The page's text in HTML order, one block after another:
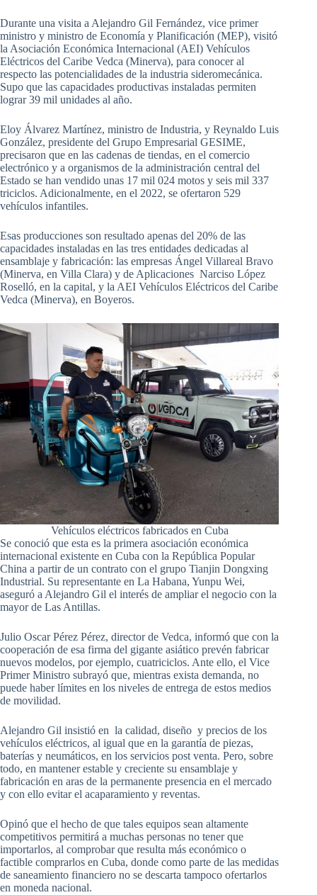
Durante una visita a Alejandro Gil Fernández, vice primer
ministro y ministro de Economía y Planificación (MEP), visitó
la Asociación Económica Internacional (AEI) Vehículos
Eléctricos del Caribe Vedca (Minerva), para conocer al
respecto las potencialidades de la industria sideromecánica.
Supo que las capacidades productivas instaladas permiten
lograr 39 mil unidades al año.
Eloy Álvarez Martínez, ministro de Industria, y Reynaldo Luis
González, presidente del Grupo Empresarial GESIME,
precisaron que en las cadenas de tiendas, en el comercio
electrónico y a organismos de la administración central del
Estado se han vendido unas 17 mil 024 motos y seis mil 337
triciclos. Adicionalmente, en el 2022, se ofertaron 529
vehículos infantiles.
Esas producciones son resultado apenas del 20% de las
capacidades instaladas en las tres entidades dedicadas al
ensamblaje y fabricación: las empresas Ángel Villareal Bravo
(Minerva, en Villa Clara) y de Aplicaciones Narciso López
Roselló, en la capital, y la AEI Vehículos Eléctricos del Caribe
Vedca (Minerva), en Boyeros.
Vehículos eléctricos fabricados en Cuba
Se conoció que esta es la primera asociación económica
internacional existente en Cuba con la República Popular
China a partir de un contrato con el grupo Tianjin Dongxing
Industrial. Su representante en La Habana, Yunpu Wei,
aseguró a Alejandro Gil el interés de ampliar el negocio con la
mayor de Las Antillas.
Julio Oscar Pérez Pérez, director de Vedca, informó que con la
cooperación de esa firma del gigante asiático prevén fabricar
nuevos modelos, por ejemplo, cuatriciclos. Ante ello, el Vice
Primer Ministro subrayó que, mientras exista demanda, no
puede haber límites en los niveles de entrega de estos medios
de movilidad.
Alejandro Gil insistió en la calidad, diseño y precios de los
vehículos eléctricos, al igual que en la garantía de piezas,
baterías y neumáticos, en los servicios post venta. Pero, sobre
todo, en mantener estable y creciente su ensamblaje y
fabricación en aras de la permanente presencia en el mercado
y con ello evitar el acaparamiento y reventas.
Opinó que el hecho de que tales equipos sean altamente
competitivos permitirá a muchas personas no tener que
importarlos, al comprobar que resulta más económico o
factible comprarlos en Cuba, donde como parte de las medidas
de saneamiento financiero no se descarta tampoco ofertarlos
en moneda nacional.